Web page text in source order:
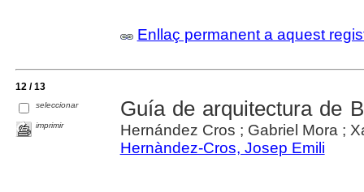
Enllaç permanent a aquest
12 / 13
seleccionar
imprimir
Guía de arquitectura de
Hernández Cros ; Gabriel Mora ;
Hernàndez-Cros, Josep Emili